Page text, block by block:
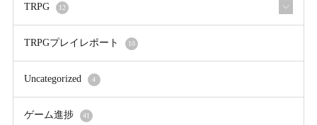
TRPG 12
TRPGプレイレポート 10
Uncategorized 4
ゲーム進捗 41